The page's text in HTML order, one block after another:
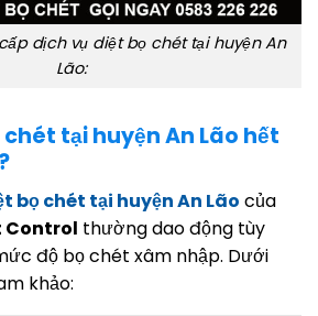
dịch vụ diệt bọ chét tại huyện An
Lão:
tại huyện An Lão hết
bọ chét tại huyện An Lão của
Control thường dao động tùy
độ bọ chét xâm nhập. Dưới
khảo: